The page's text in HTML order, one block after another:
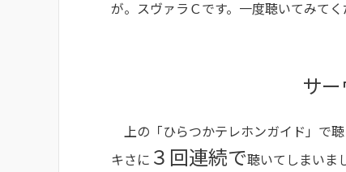
が。スヴァラＣです。一度聴いてみてく
サ
上の「ひらつかテレホンガイド」で
キさに ３回連続で聴いてしまいま